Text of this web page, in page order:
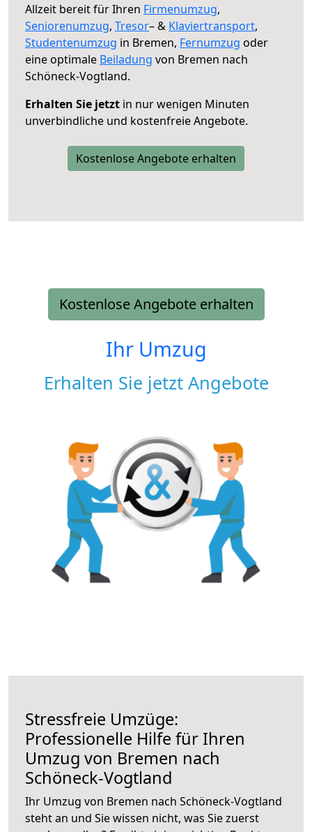
Allzeit bereit für Ihren Firmenumzug,
Seniorenumzug, Tresor– & Klaviertransport,
Studentenumzug in Bremen, Fernumzug oder
eine optimale Beiladung von Bremen nach
Schöneck-Vogtland.
Erhalten Sie jetzt in nur wenigen Minuten
unverbindliche und kostenfreie Angebote.
Kostenlose Angebote erhalten
Kostenlose Angebote erhalten
Ihr Umzug
Erhalten Sie jetzt Angebote
Stressfreie Umzüge:
Professionelle Hilfe für Ihren
Umzug von Bremen nach
Schöneck-Vogtland
Ihr Umzug von Bremen nach Schöneck-Vogtland
steht an und Sie wissen nicht, was Sie zuerst